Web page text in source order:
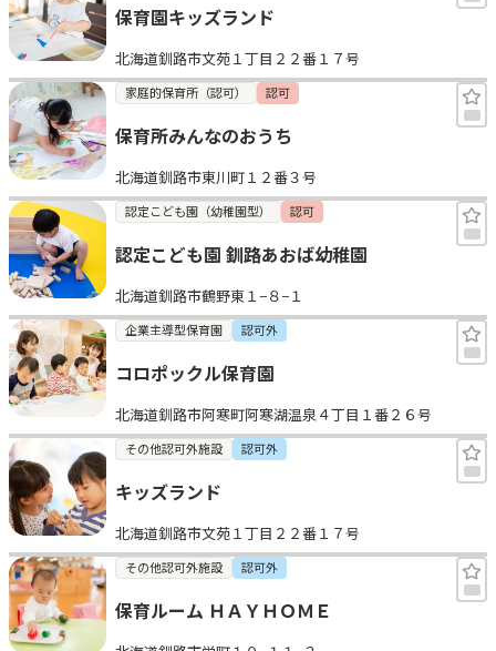
保育園キッズランド
北海道釧路市文苑１丁目２２番１７号
家庭的保育所（認可） 認可
保育所みんなのおうち
北海道釧路市東川町１２番３号
認定こども園（幼稚園型） 認可
認定こども園 釧路あおば幼稚園
北海道釧路市鶴野東１−８−１
企業主導型保育園 認可外
コロポックル保育園
北海道釧路市阿寒町阿寒湖温泉４丁目１番２６号
その他認可外施設 認可外
キッズランド
北海道釧路市文苑１丁目２２番１７号
その他認可外施設 認可外
保育ルーム ＨＡＹＨＯＭＥ